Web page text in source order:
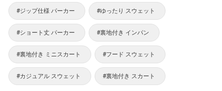
#ジップ仕様 パーカー #ゆったり スウェット
#ショート丈 パーカー #裏地付き インパン
#裏地付き ミニスカート #フード スウェット
#カジュアル スウェット #裏地付き スカート